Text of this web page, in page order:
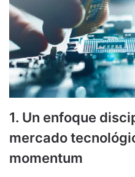
1. Un enfoque
mercado
momentum